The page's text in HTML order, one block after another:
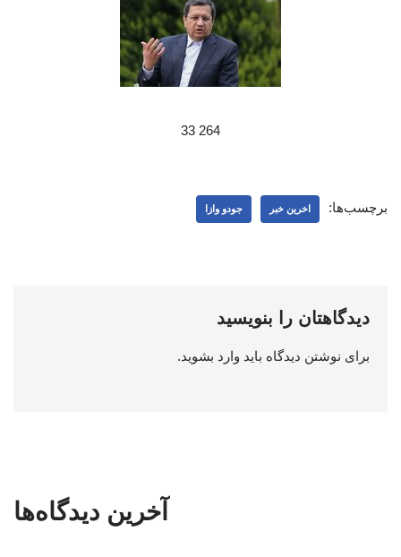
264 33
برچسب‌ها: اخرین خبر جودو وازا
دیدگاهتان را بنویسید
برای نوشتن دیدگاه باید وارد بشوید.
آخرین دیدگاه‌ها